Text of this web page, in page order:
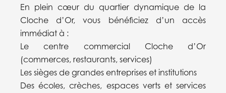
En plein cœur du quartier dynamique de la
Cloche d’Or, vous bénéficiez d’un accès
immédiat à :
Le centre commercial Cloche d’Or
(commerces, restaurants, services)
Les sièges de grandes entreprises et institutions
Des écoles, crèches, espaces verts et services